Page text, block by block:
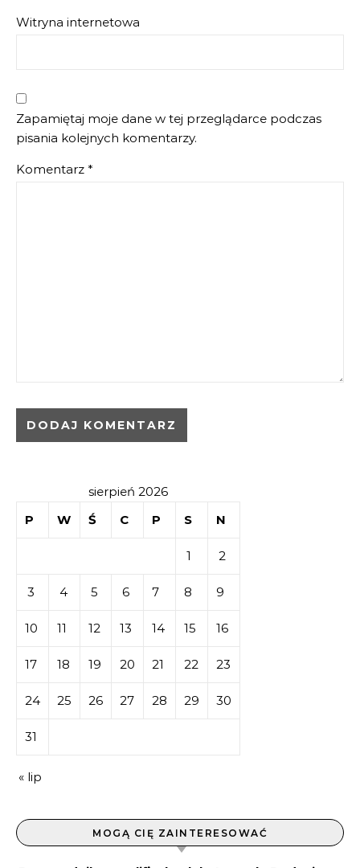
Witryna internetowa
Zapamiętaj moje dane w tej przeglądarce podczas
pisania kolejnych komentarzy.
Komentarz *
sierpień 2026
P
W Ś C P S N
1 2
3 4 5 6 7 8 9
10 11 12 13 14 15 16
17 18 19 20 21 22 23
24 25 26 27 28 29 30
31
« lip
MOGĄ CIĘ ZAINTERESOWAĆ